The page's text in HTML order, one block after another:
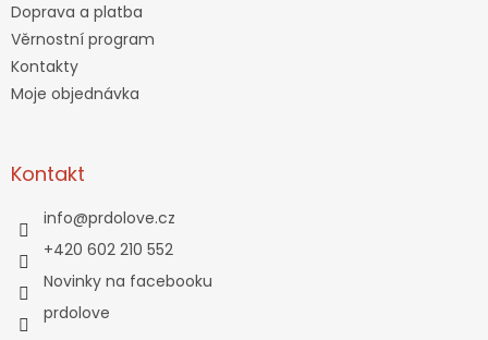
Doprava a platba
Věrnostní program
Kontakty
Moje objednávka
Kontakt
info@prdolove.cz
+420 602 210 552
Novinky na facebooku
prdolove